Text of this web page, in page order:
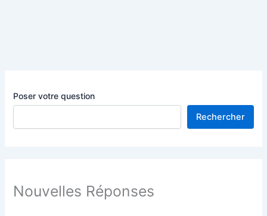
Poser votre question
Rechercher
Nouvelles Réponses